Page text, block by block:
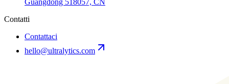
Guangdong 518057, CN
Contatti
Contattaci
hello@ultralytics.com